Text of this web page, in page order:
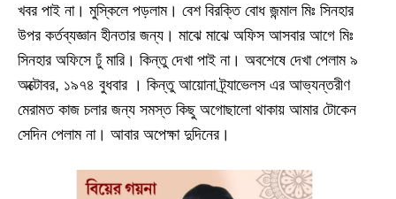
খবর পাই না। মুস্কিলে পড়লাম। বেশ বিরক্তি বোধ জন্মাল মিঃ সিনহার
উপর কর্তব্যজ্ঞান হীনতার জন্য। মাঝে মাঝে অফিস আসবার আগে মিঃ
সিনহার অফিসে ঢুঁ মারি। কিন্তু দেখা পাই না। অবশেষে দেখা পেলাম ৯
অক্টোবর, ১৯৭৪ বুধবার । কিন্তু আয়োনা ট্র্যাভেলস এর আভ্যন্তরীণ
মেরামত কাজ চলার জন্য সমস্ত কিছু অগোছালো থাকায় আমার টোকেন
সেদিন পেলাম না। আবার অপেক্ষা দুদিনের।